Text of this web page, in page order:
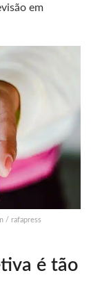
em
/ rafapress
é tão